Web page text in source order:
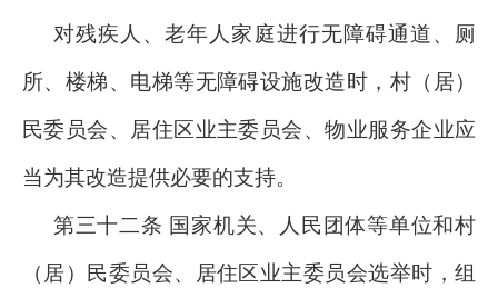
对残疾人、老年人家庭进行无障碍通道、厕
所、楼梯、电梯等无障碍设施改造时，村（居）
民委员会、居住区业主委员会、物业服务企业应
当为其改造提供必要的支持。
第三十二条 国家机关、人民团体等单位和村
（居）民委员会、居住区业主委员会选举时，组